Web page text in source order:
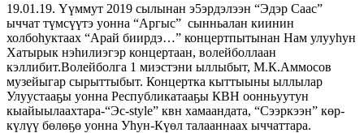
19.01.19. Үүммут 2019 сылынан э5эрдэлээн “Эдэр Саас”
ыччат түмсүүтэ уонна “Аргыс” сынньалан киинин
холбоһуктаах “Арай биирдэ…” концертпытынан Нам улууһун
Хатырык нэһилиэгэр концертаан, волейболлаан
кэллибит.Волейболга 1 миэстэни ыллыбыт, М.К.Аммосов
музейыгар сырыттыбыт. Концертка кыттыыны ыллылар
Улуустааҕы уонна Республикатааҕы КВН оонньуутун
кыайыылаахтара-“Эс-style” квн хамаандата, “Сээркээн” көр-
күлүү бөлөҕө уонна Уһун-Күөл талааннаах ыччаттара.